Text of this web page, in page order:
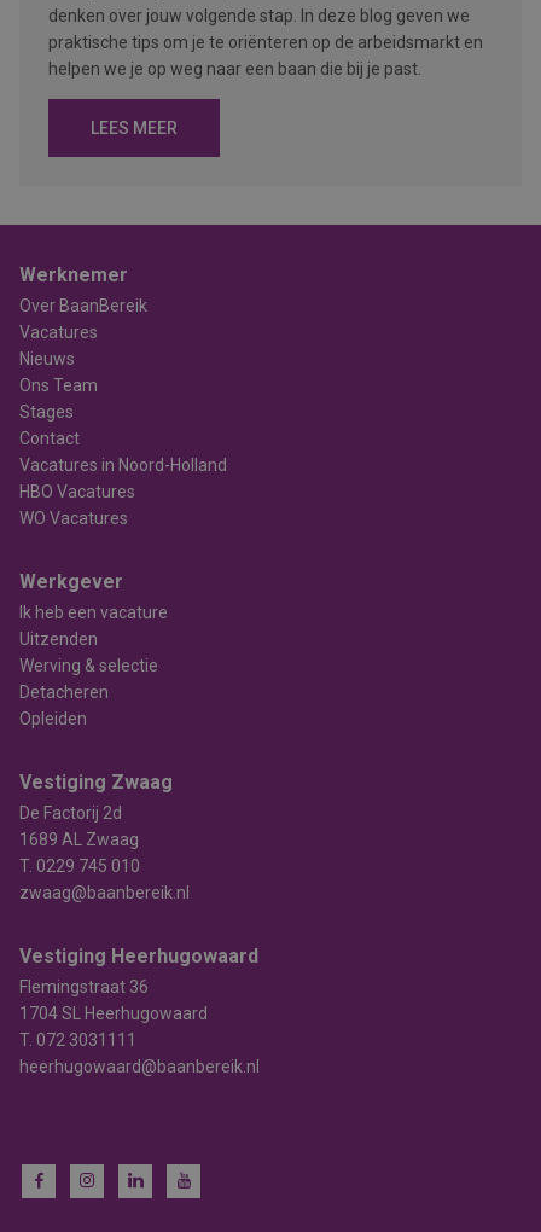
denken over jouw volgende stap. In deze blog geven we
praktische tips om je te oriënteren op de arbeidsmarkt en
helpen we je op weg naar een baan die bij je past.
LEES MEER
Werknemer
Over BaanBereik
Vacatures
Nieuws
Ons Team
Stages
Contact
Vacatures in Noord-Holland
HBO Vacatures
WO Vacatures
Werkgever
Ik heb een vacature
Uitzenden
Werving & selectie
Detacheren
Opleiden
Vestiging Zwaag
De Factorij 2d
1689 AL Zwaag
T. 0229 745 010
zwaag@baanbereik.nl
Vestiging Heerhugowaard
Flemingstraat 36
1704 SL Heerhugowaard
T. 072 3031111
heerhugowaard@baanbereik.nl